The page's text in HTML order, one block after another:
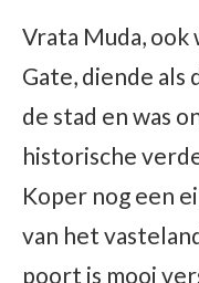
Vrata Muda, ook
Gate, diende als
de stad en was
historische
Koper nog een
van het
poort is mooi